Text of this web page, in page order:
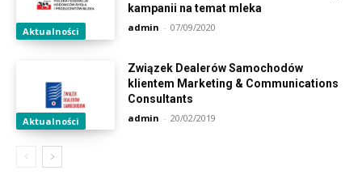
Aktualności
kampanii na temat mleka
admin - 07/09/2020
Aktualności
Związek Dealerów Samochodów
klientem Marketing & Communications
Consultants
admin - 20/02/2019